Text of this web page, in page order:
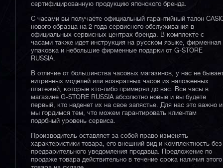
сертифицированную продукцию японского бренда.
С часами вы получаете официальный гарантийный талон
нового образца на 2 года сервисного обслуживания в
официальных сервисных центрах бренда. В комплекте с
часами также идет инструкция на русском языке, фирменная
упаковка и небольшие фирменные подарки от G-STORE
RUSSIA.
В отличие от большинства часовых магазинов, у нас не
витринных моделей или возвратных часов из наложенных
платежей, которые кто-либо примерял до вас. Все часы в
магазине G-STORE RUSSIA абсолютно новые и вы будете
первый, кто наденет их на свое запястье. Для нас это важно и
мы гордимся тем, что можем гарантировать клиентам
подобный уровень сервиса.
Производитель оставляет за собой право изменять
характеристики товара, его внешний вид и комплектность без
предварительного уведомления продавца. Предложение по
продаже товара действительно в течение срока наличия этого